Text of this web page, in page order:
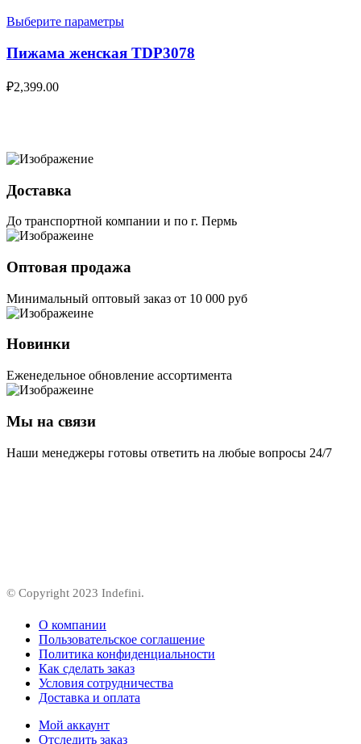
Выберите параметры
Пижама женская TDP3078
₽2,399.00
Доставка
До транспортной компании и по г. Пермь
Оптовая продажа
Минимальный оптовый заказ от 10 000 руб
Новинки
Еженедельное обновление ассортимента
Мы на связи
Наши менеджеры готовы ответить на любые вопросы 24/7
© Copyright 2023 Indefini.
О компании
Пользовательское соглашение
Политика конфиденциальности
Как сделать заказ
Условия сотрудничества
Доставка и оплата
Мой аккаунт
Отследить заказ